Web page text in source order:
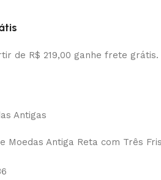
de R$ 219,00 ganhe frete grátis.
Antigas
Moedas Antiga Reta com Três